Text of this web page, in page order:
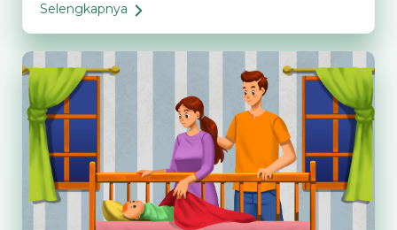
Selengkapnya
Lapar
atau
Ini
Cara
Kenali
Gestur
Bayi
Baru
Lahir